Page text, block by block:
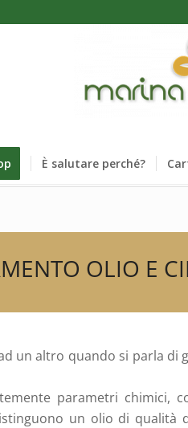
È salutare perché?
OLIO E
un altro quando si parla
parametri
un olio di qualità